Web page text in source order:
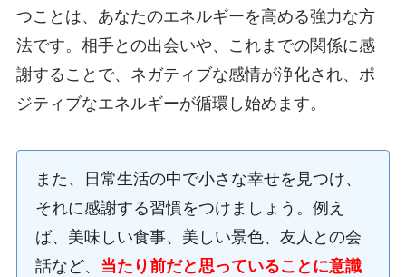
つことは、あなたのエネルギーを高める強力な方
法です。相手との出会いや、これまでの関係に感
謝することで、ネガティブな感情が浄化され、ポ
ジティブなエネルギーが循環し始めます。
また、日常生活の中で小さな幸せを見つけ、
それに感謝する習慣をつけましょう。例え
ば、美味しい食事、美しい景色、友人との会
話など、 当たり前だと思っていることに意識